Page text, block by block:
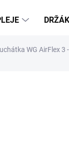
WG AirFlex 3